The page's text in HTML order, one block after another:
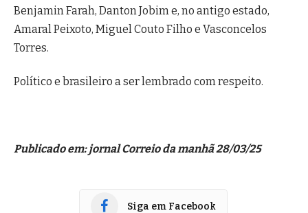
Benjamin Farah, Danton Jobim e, no antigo estado,
Amaral Peixoto, Miguel Couto Filho e Vasconcelos
Torres.
Político e brasileiro a ser lembrado com respeito.
Publicado em: jornal Correio da manhã 28/03/25
Siga em Facebook